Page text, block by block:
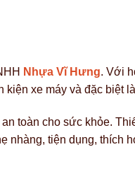
Nhựa Vĩ Hưng. Với
xe máy và đặc biệt
toàn cho sức khỏe.
nhàng, tiện dụng, thích